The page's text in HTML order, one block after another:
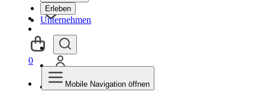
Erleben
Unternehmen
0
Mobile Navigation öffnen